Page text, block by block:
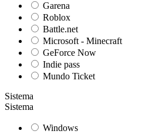
Garena
Roblox
Battle.net
Microsoft - Minecraft
GeForce Now
Indie pass
Mundo Ticket
Sistema
Sistema
Windows